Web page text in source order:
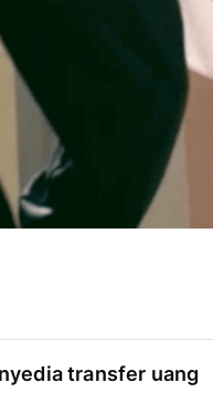
transfer uang